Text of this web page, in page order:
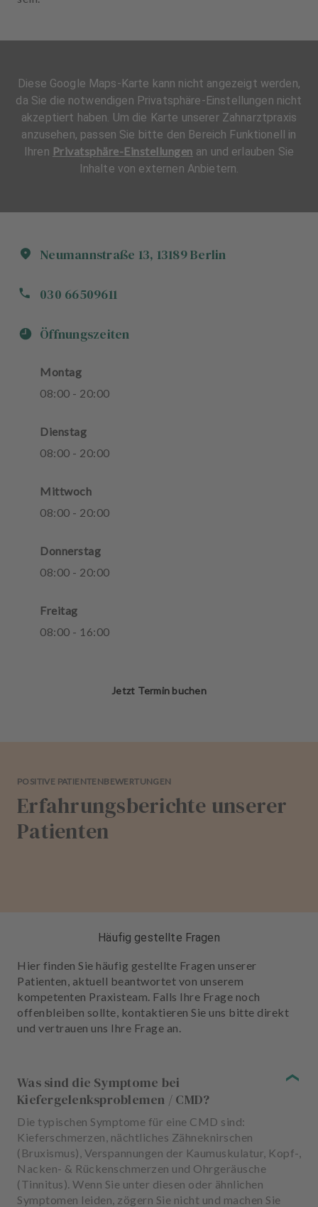
Neumannstraße 13, 13189Berlin
030 66509611
Öffnungszeiten
Montag
08:00 - 20:00
Dienstag
08:00 - 20:00
Mittwoch
08:00 - 20:00
Donnerstag
08:00 - 20:00
Freitag
08:00 - 16:00
Diese Google Maps-Karte kann nicht angezeigt werden,
da Sie die notwendigen Privatsphäre-Einstellungen nicht
akzeptiert haben. Um die Karte unserer Zahnarztpraxis
anzusehen, passen Sie bitte den Bereich Funktionell in
Ihren Privatsphäre-Einstellungen an und erlauben Sie
Inhalte von externen Anbietern.
Jetzt Termin buchen
POSITIVE PATIENTENBEWERTUNGEN
Erfahrungsberichte unserer
Patienten
Häufig gestellte Fragen
Hier finden Sie häufig gestellte Fragen unserer
Patienten, aktuell beantwortet von unserem
kompetenten Praxisteam. Falls Ihre Frage noch
offenbleiben sollte, kontaktieren Sie uns bitte direkt
und vertrauen uns Ihre Frage an.
Was sind die Symptome bei
Kiefergelenksproblemen / CMD?
Die typischen Symptome für eine CMD sind:
Kieferschmerzen, nächtliches Zähneknirschen
(Bruxismus), Verspannungen der Kaumuskulatur, Kopf-,
Nacken- & Rückenschmerzen und Ohrgeräusche
(Tinnitus). Wenn Sie unter diesen oder ähnlichen
Symptomen leiden, zögern Sie nicht und machen Sie